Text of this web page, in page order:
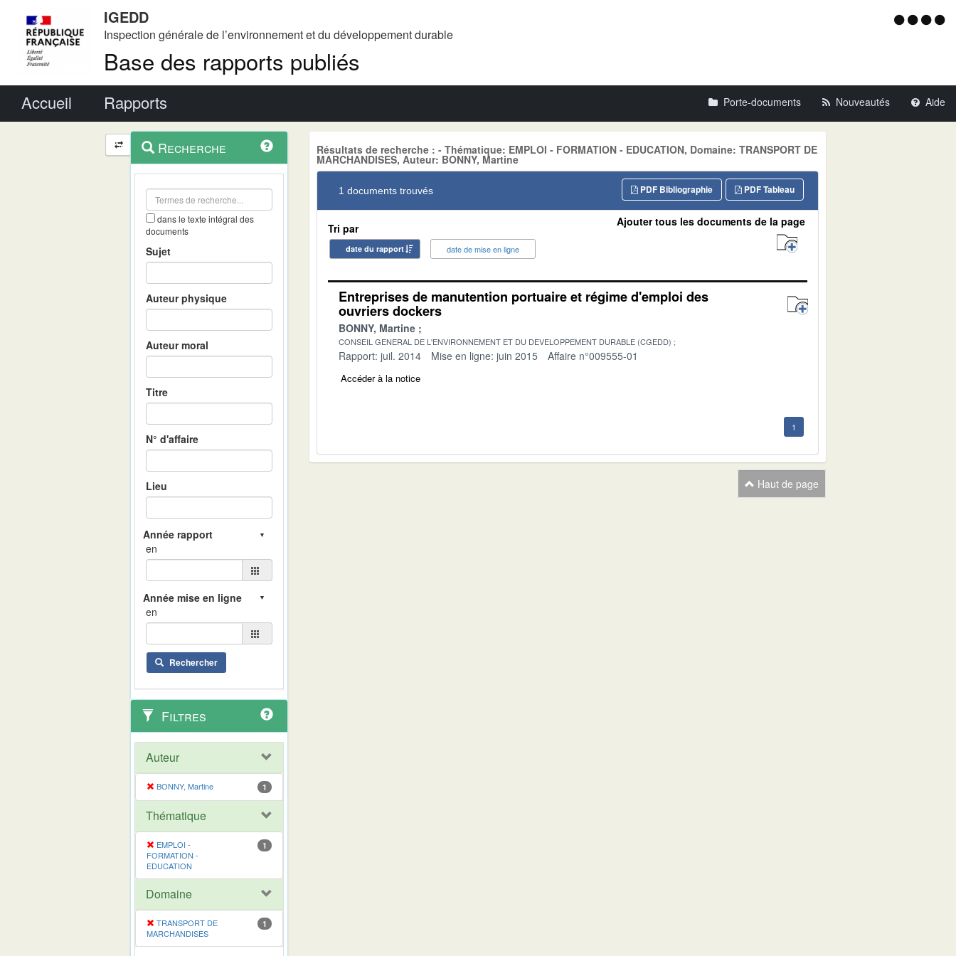
IGEDD
Inspection générale de l’environnement et du développement durable
Base des rapports publiés
Menu
Accueil Rapports Porte-documents Nouveautés Aide
Navigation
et
outils
contextuel
Recherche
dans le texte intégral des
documents
Sujet
Auteur physique
Auteur moral
Titre
N° d'affaire
Lieu
en
en
Rechercher
Filtres
Auteur
BONNY, Martine 1
Thématique
EMPLOI -
FORMATION -
EDUCATION
1
Domaine
TRANSPORT DE
MARCHANDISES
1
Résultats de recherche : - Thématique: EMPLOI - FORMATION - EDUCATION, Domaine: TRANSPORT DE
MARCHANDISES, Auteur: BONNY, Martine
1 documents trouvés PDF Tableau
PDF Bibliographie
Tri par
date du rapport date de mise en ligne
Ajouter tous les documents de la page
Entreprises de manutention portuaire et régime d'emploi des
ouvriers dockers
BONNY, Martine
CONSEIL GENERAL DE L'ENVIRONNEMENT ET DU DEVELOPPEMENT DURABLE (CGEDD)
Rapport: juil. 2014 Mise en ligne: juin 2015 Affaire n°009555-01
Accéder à la notice
1
Haut de page